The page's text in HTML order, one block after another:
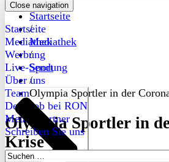
Close navigation
Startseite
Mediathek
Werbung
Live-Sendung
Über uns
Team
Dein Job bei RON
Medienpartner
Schreiben Sie uns
Suchen
Startseite
/
Mediathek
/
Sport
/
Olympia Sportler in der
Olympia Sportler in
Krise